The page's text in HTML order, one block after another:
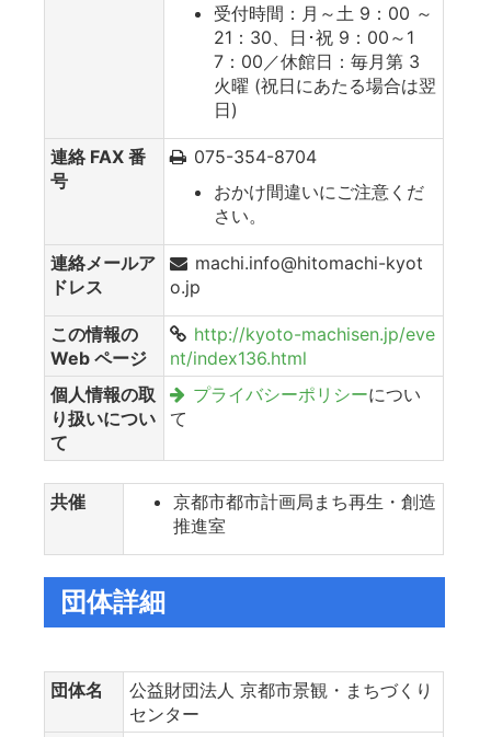
受付時間：月～土 9：00 ～
21：30、日･祝 9：00～1
7：00／休館日：毎月第 3
火曜 (祝日にあたる場合は翌
日)
連絡 FAX 番
号
075-354-8704
おかけ間違いにご注意くだ
さい。
連絡メールア
ドレス
machi.info@hitomachi-kyot
o.jp
この情報の
Web ページ
http://kyoto-machisen.jp/eve
nt/index136.html
個人情報の取
り扱いについ
て
プライバシーポリシーについ
て
共催
京都市都市計画局まち再生・創造
推進室
団体詳細
団体名
公益財団法人 京都市景観・まちづくり
センター